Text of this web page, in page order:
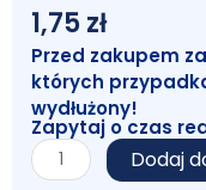
1,75 zł
Przed zakupem
których
wydłużony!
Zapytaj o czas
ilość
Bibuła
Dodaj